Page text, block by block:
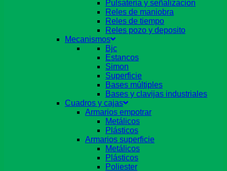
Pulsateria y señalizacion
Reles de maniobra
Reles de tiempo
Reles pozo y deposito
Mecanismos
Bjc
Estancos
Simon
Superficie
Bases múltiples
Bases y clavijas industriales
Cuadros y cajas
Armarios empotrar
Metálicos
Plásticos
Armarios superficie
Metálicos
Plásticos
Poliester